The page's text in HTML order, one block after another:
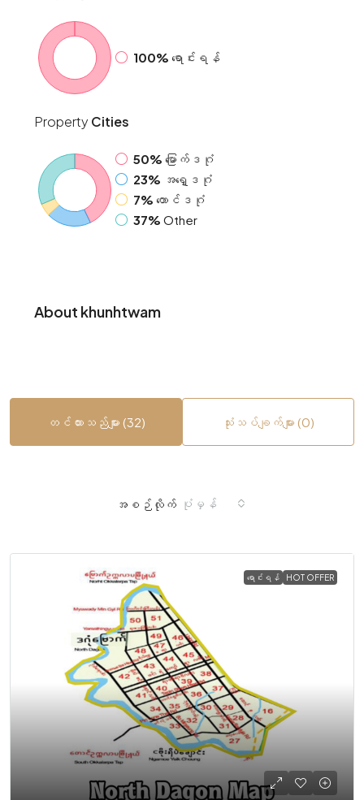
100% ရောင်းရန်
Property Cities
50% မြောက်ဒဂုံ
23% အရှေ့ဒဂုံ
7% တောင်ဒဂုံ
37% Other
About khunhtwam
တင်ထားသည်များ (32) သုံးသပ်ချက်များ (0)
အစဉ်လိုက် ပုံမှန်
ရောင်းရန် HOT OFFER